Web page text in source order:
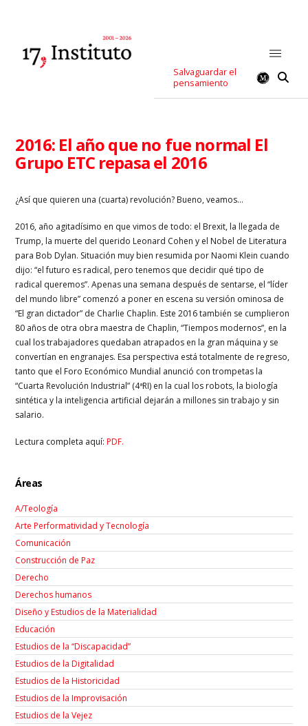
Salvaguardar el
pensamiento
2016: El año que no fue normal El
Grupo ETC repasa el 2016
¿Así que quieren una (cuarta) revolución? Bueno, veamos…
2016, año agitadísimo en que vimos de todo: el Brexit, la llegada de
Trump, la muerte del querido Leonard Cohen y el Nobel de Literatura
para Bob Dylan. Situación muy bien resumida por Naomi Klein cuando
dijo: “el futuro es radical, pero tenemos que decidir qué tipo de
radical queremos”. Apenas una semana después de sentarse, el “líder
del mundo libre” comenzó a poner en escena su versión ominosa de
“El gran dictador” de Charlie Chaplin. Este 2016 también se cumplieron
80 años de otra obra maestra de Chaplin, “Tiempos modernos”, en la
cual los trabajadores quedaban atrapados en la gran máquina y se
convertían en engranajes. Esa perspectiva está totalmente de regreso,
tanto que el Foro Económico Mundial anunció con trompetas la
“Cuarta Revolución Industrial” (4ªRI) en la cual los robots, la biología
sintética y la inteligencia artificial dejarán a millones sin trabajo y sin
salario.
Lectura completa aquí:PDF.
Áreas
A/Teología
Arte Performatividad y Tecnología
Comunicación
Construcción de Paz
Derecho
Derechos humanos
Diseño y Estudios de la Materialidad
Educación
Estudios de la “Discapacidad”
Estudios de la Digitalidad
Estudios de la Historicidad
Estudios de la Improvisación
Estudios de la Vejez